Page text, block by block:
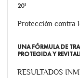
201
Protección contra
UNA FÓRMULA DE
PROTEGIDA Y
RESULTADOS